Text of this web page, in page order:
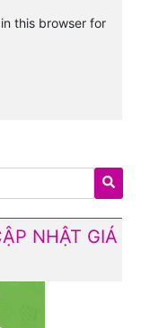
this browser for
NHẬT GIÁ